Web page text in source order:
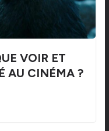
VOIR ET
AU CINÉMA ?